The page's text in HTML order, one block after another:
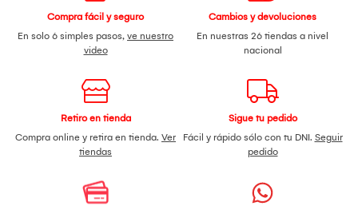
Compra fácil y seguro
En solo 6 simples pasos, ve nuestro
video
Cambios y devoluciones
En nuestras 26 tiendas a nivel
nacional
Retiro en tienda
Compra online y retira en tienda. Ver
tiendas
Sigue tu pedido
Fácil y rápido sólo con tu DNI. Seguir
pedido